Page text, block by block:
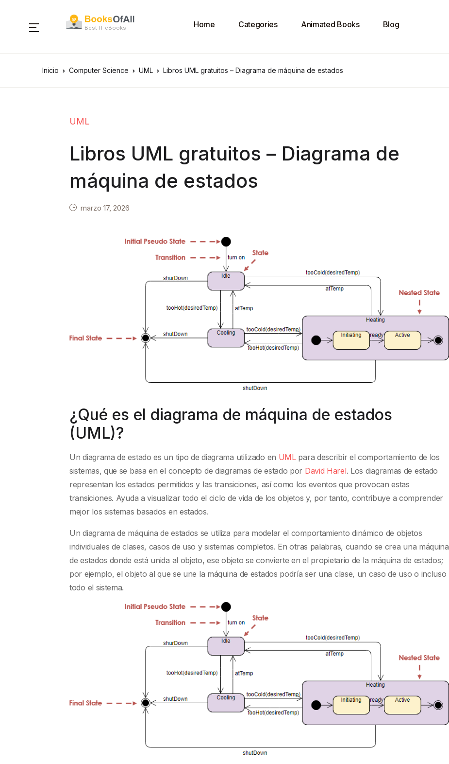
Best IT eBooks Home Categories Animated Books Blog
Inicio Computer Science UML Libros UML gratuitos – Diagrama de máquina de estados
UML
Libros UML gratuitos – Diagrama de
máquina de estados
marzo 17, 2026
¿Qué es el diagrama de máquina de estados
(UML)?
Un diagrama de estado es un tipo de diagrama utilizado en UMLpara describir el comportamiento de los
sistemas, que se basa en el concepto de diagramas de estado por David Harel. Los diagramas de estado
representan los estados permitidos y las transiciones, así como los eventos que provocan estas
transiciones. Ayuda a visualizar todo el ciclo de vida de los objetos y, por tanto, contribuye a comprender
mejor los sistemas basados en estados.
Un diagrama de máquina de estados se utiliza para modelar el comportamiento dinámico de objetos
individuales de clases, casos de uso y sistemas completos. En otras palabras, cuando se crea una máquina
de estados donde está unida al objeto, ese objeto se convierte en el propietario de la máquina de estados;
por ejemplo, el objeto al que se une la máquina de estados podría ser una clase, un caso de uso o incluso
todo el sistema.